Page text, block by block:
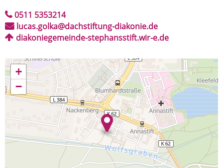
0511 5353214
lucas.golka@dachstiftung-diakonie.de
diakoniegemeinde-stephansstift.wir-e.de
+
−